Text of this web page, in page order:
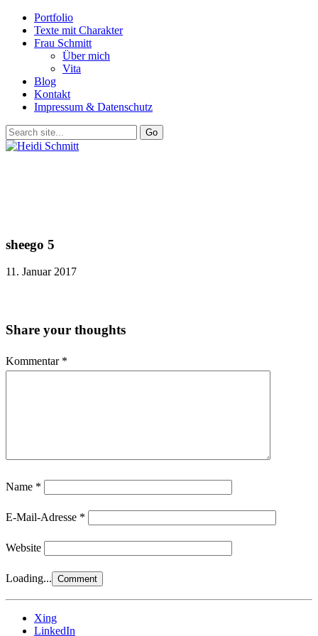
Portfolio
Texte mit Charakter
Frau Schmitt
Über mich
Vita
Blog
Kontakt
Impressum & Datenschutz
sheego 5
11. Januar 2017
Share your thoughts
Kommentar *
Name *
E-Mail-Adresse *
Website
Loading...
Xing
LinkedIn